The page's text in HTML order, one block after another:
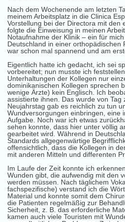
Nach dem Wochenende am letzten
meinem Arbeitsplatz in die Clinica
Vorstellung bei der Directora mit den
folgte die Einweisung in meinen
Notaufnahme der Klinik – ein für
Deutschland in einer orthopädischen
war schon mal spannend und am
Eigentlich hatte ich gedacht, ich sei
vorbereitet; nun musste ich
Unterhaltungen der Kollegen nur
dominikanischen Kollegen sprechen
wenige Ärzte) kein Englisch. Ich
assistierte ihnen. Das wurde von Tag
Neujahrstag gab es reichlich zu tun
Wundversorgungen einbringen, eine
Aufgabe. Noch war ich etwas
sehen konnte, dass hier unter völlig
gearbeitet wird. Während in
Standards allgegenwärtige
offensichtlich, dass die Kollegen in
mit anderen Mitteln und differenten
Im Laufe der Zeit konnte ich
Wunden gibt, die aufwendig mit den
werden müssen. Nach täglichem
fachspezifische) verstand ich die
Material und konnte somit dem
die Patienten regelmäßig zur
Sicherheit, z. B. das erforderliche
kamen auch viele Touristen mit